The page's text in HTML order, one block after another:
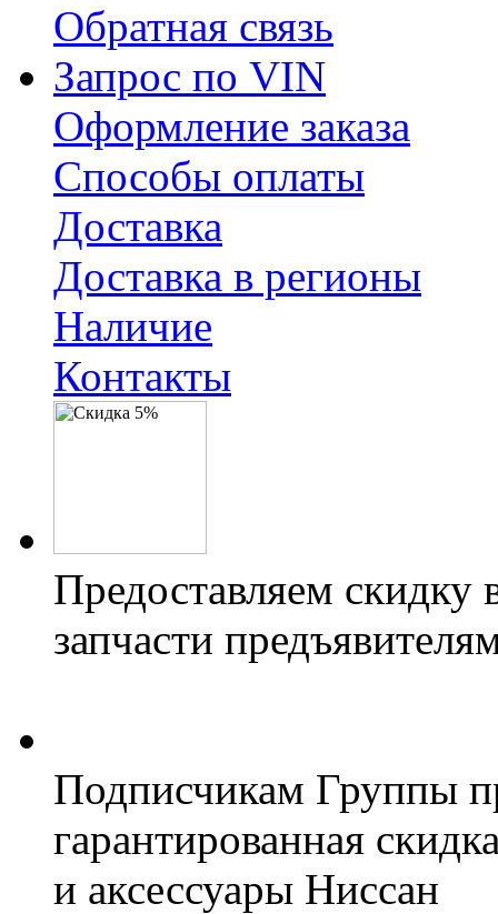
Обратная связь
Запрос по VIN
Оформление заказа
Способы оплаты
Доставка
Доставка в регионы
Наличие
Контакты
Предоставляем скидку
запчасти
Подписчикам Группы
гарантированная
и аксессуары Ниссан